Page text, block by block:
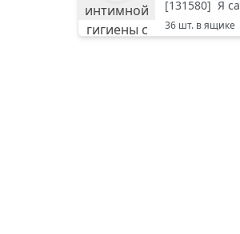
[131580] Я
36 шт. в ящике